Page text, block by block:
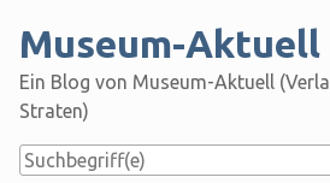
content
Museum-Aktuell
Ein Blog von Museum-Aktuell
Straten)